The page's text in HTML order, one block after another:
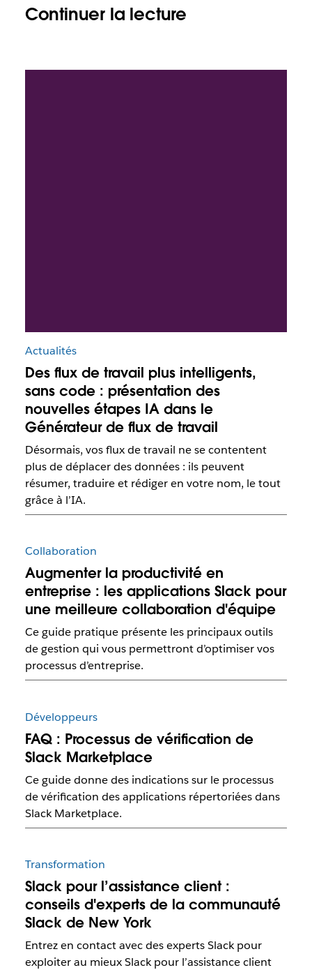
Continuer la lecture
Actualités
Des flux de travail plus intelligents,
sans code : présentation des
nouvelles étapes IA dans le
Générateur de flux de travail
Désormais, vos flux de travail ne se contentent
plus de déplacer des données : ils peuvent
résumer, traduire et rédiger en votre nom, le tout
grâce à l’IA.
Collaboration
Augmenter la productivité en
entreprise : les applications Slack pour
une meilleure collaboration d'équipe
Ce guide pratique présente les principaux outils
de gestion qui vous permettront d’optimiser vos
processus d’entreprise.
Développeurs
FAQ : Processus de vérification de
Slack Marketplace
Ce guide donne des indications sur le processus
de vérification des applications répertoriées dans
Slack Marketplace.
Transformation
Slack pour l’assistance client :
conseils d'experts de la communauté
Slack de New York
Entrez en contact avec des experts Slack pour
exploiter au mieux Slack pour l’assistance client